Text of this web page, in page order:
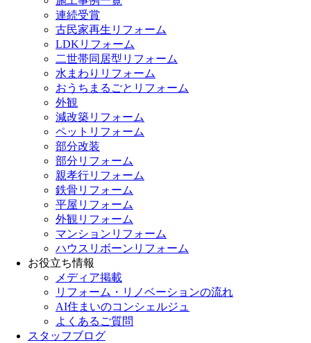
連続受賞
古民家再生リフォーム
LDKリフォーム
二世帯同居型リフォーム
水まわりリフォーム
おうちまるごとリフォーム
外観
減改築リフォーム
ペットリフォーム
部分改装
部分リフォーム
親孝行リフォーム
鉄骨リフォーム
平屋リフォーム
外観リフォーム
マンションリフォーム
ハウスリボーンリフォーム
お役立ち情報
メディア掲載
リフォーム・リノベーションの流れ
AI住まいのコンシェルジュ
よくあるご質問
スタッフブログ